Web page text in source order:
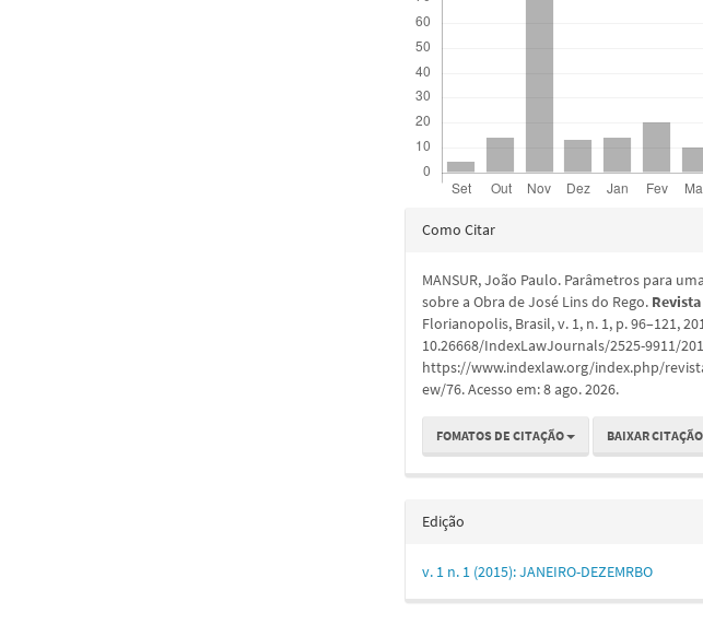
Detalhes
artigo
Como Citar
MANSUR, João Paulo. Parâmetros para
sobre a Obra de José Lins do Rego.
Florianopolis, Brasil, v. 1, n. 1, p. 96–121,
10.26668/IndexLawJournals/2525-9911/
https://www.indexlaw.org/index.php/
ew/76. Acesso em: 8 ago. 2026.
FOMATOS DE CITAÇÃO BAIXAR
Edição
v. 1 n. 1 (2015): JANEIRO-DEZEMRBO